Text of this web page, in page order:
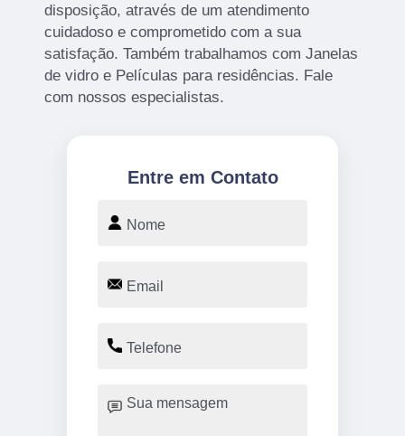
disposição, através de um atendimento
cuidadoso e comprometido com a sua
satisfação. Também trabalhamos com Janelas
de vidro e Películas para residências. Fale
com nossos especialistas.
Entre em Contato